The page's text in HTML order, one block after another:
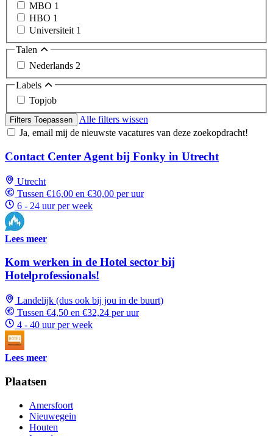
MBO 1
HBO 1
Universiteit 1
Talen
Nederlands 2
Labels
Topjob
Filters Toepassen
Alle filters wissen
Ja, email mij de nieuwste vacatures van deze zoekopdracht!
Contact Center Agent bij Fonky in Utrecht
Utrecht
Tussen €16,00 en €30,00 per uur
6 - 24 uur per week
Lees meer
Kom werken in de Hotel sector bij
Hotelprofessionals!
Landelijk (dus ook bij jou in de buurt)
Tussen €4,50 en €32,24 per uur
4 - 40 uur per week
Lees meer
Plaatsen
Amersfoort
Nieuwegein
Houten